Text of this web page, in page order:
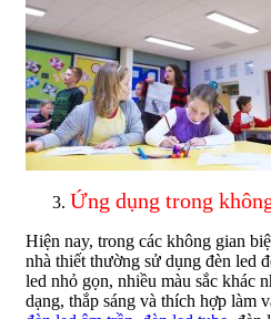
Ứng dụng trong
Hiện nay, trong các không gian
nhà thiết thường sử dụng đèn led
led nhỏ gọn, nhiều màu sắc khác
dạng, thắp sáng và thích hợp làm